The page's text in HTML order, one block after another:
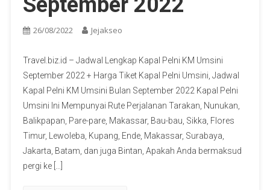
26/08/2022 Jejakseo
Travel.biz.id – Jadwal Lengkap Kapal Pelni KM Umsini
September 2022 + Harga Tiket Kapal Pelni Umsini, Jadwal
Kapal Pelni KM Umsini Bulan September 2022 Kapal Pelni
Umsini Ini Mempunyai Rute Perjalanan Tarakan, Nunukan,
Balikpapan, Pare-pare, Makassar, Bau-bau, Sikka, Flores
Timur, Lewoleba, Kupang, Ende, Makassar, Surabaya,
Jakarta, Batam, dan juga Bintan, Apakah Anda bermaksud
pergi ke […]